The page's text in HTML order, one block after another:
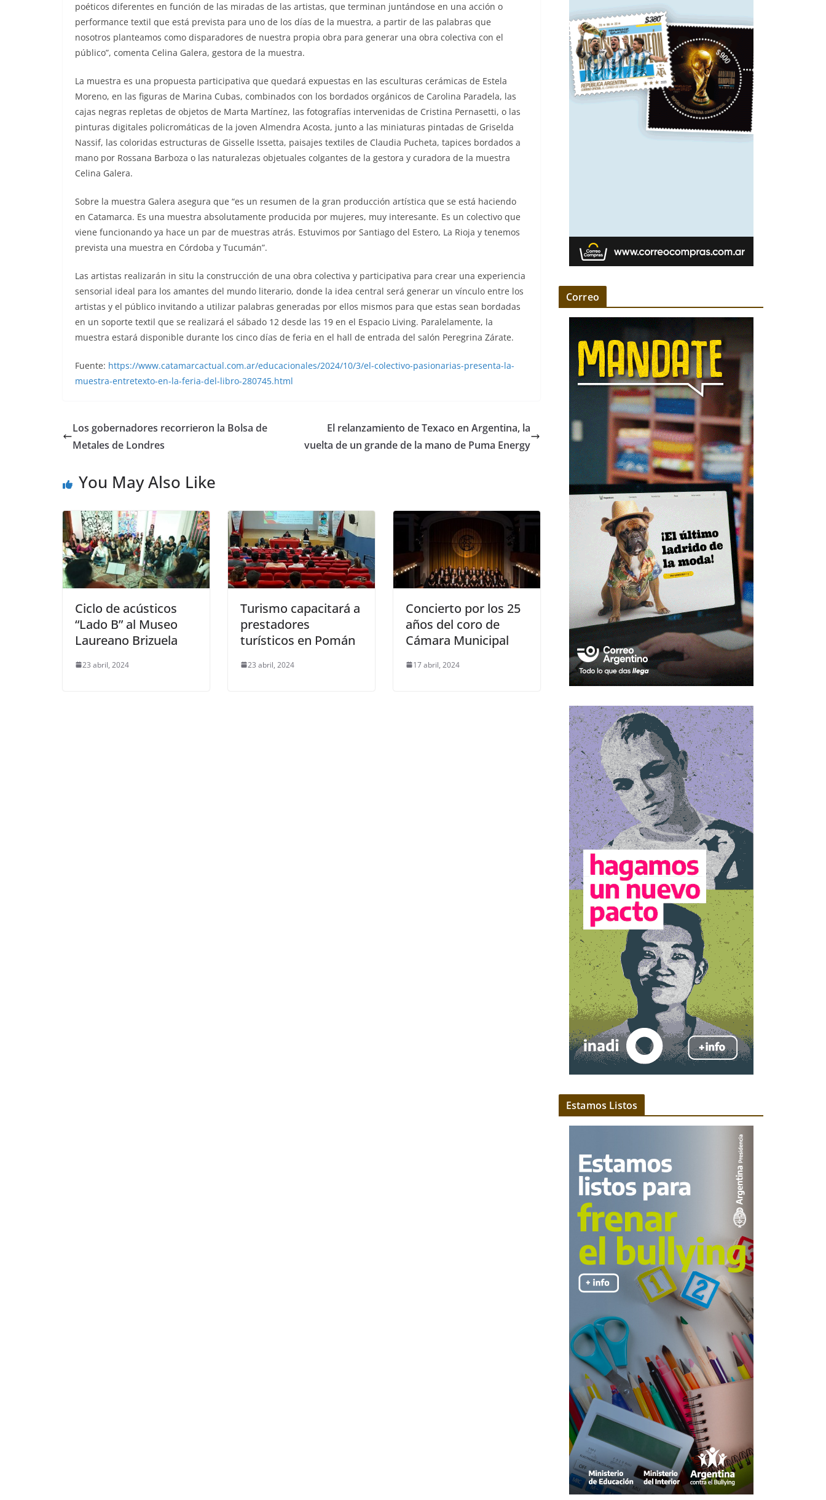
poéticos diferentes en función de las miradas de las artistas, que terminan juntándose en una acción o
performance textil que está prevista para uno de los días de la muestra, a partir de las palabras que
nosotros planteamos como disparadores de nuestra propia obra para generar una obra colectiva con el
público”, comenta Celina Galera, gestora de la muestra.
La muestra es una propuesta participativa que quedará expuestas en las esculturas cerámicas de Estela
Moreno, en las figuras de Marina Cubas, combinados con los bordados orgánicos de Carolina Paradela, las
cajas negras repletas de objetos de Marta Martínez, las fotografías intervenidas de Cristina Pernasetti, o las
pinturas digitales policromáticas de la joven Almendra Acosta, junto a las miniaturas pintadas de Griselda
Nassif, las coloridas estructuras de Gisselle Issetta, paisajes textiles de Claudia Pucheta, tapices bordados a
mano por Rossana Barboza o las naturalezas objetuales colgantes de la gestora y curadora de la muestra
Celina Galera.
Sobre la muestra Galera asegura que “es un resumen de la gran producción artística que se está haciendo
en Catamarca. Es una muestra absolutamente producida por mujeres, muy interesante. Es un colectivo que
viene funcionando ya hace un par de muestras atrás. Estuvimos por Santiago del Estero, La Rioja y tenemos
prevista una muestra en Córdoba y Tucumán”.
Las artistas realizarán in situ la construcción de una obra colectiva y participativa para crear una experiencia
sensorial ideal para los amantes del mundo literario, donde la idea central será generar un vínculo entre los
artistas y el público invitando a utilizar palabras generadas por ellos mismos para que estas sean bordadas
en un soporte textil que se realizará el sábado 12 desde las 19 en el Espacio Living. Paralelamente, la
muestra estará disponible durante los cinco días de feria en el hall de entrada del salón Peregrina Zárate.
Fuente: https://www.catamarcactual.com.ar/educacionales/2024/10/3/el-colectivo-pasionarias-presenta-la-
muestra-entretexto-en-la-feria-del-libro-280745.html
Los gobernadores recorrieron la Bolsa de
Metales de Londres
El relanzamiento de Texaco en Argentina, la
vuelta de un grande de la mano de Puma Energy
You May Also Like
Ciclo de acústicos
“Lado B” al Museo
Laureano Brizuela
23 abril, 2024
Turismo capacitará a
prestadores
turísticos en Pomán
23 abril, 2024
Concierto por los 25
años del coro de
Cámara Municipal
17 abril, 2024
Correo
Estamos Listos